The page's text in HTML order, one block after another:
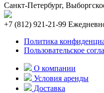
Санкт-Петербург,
+7 (812) 921-21-99
Политика
Пользовательское
О компании
Условия аренды
Доставка